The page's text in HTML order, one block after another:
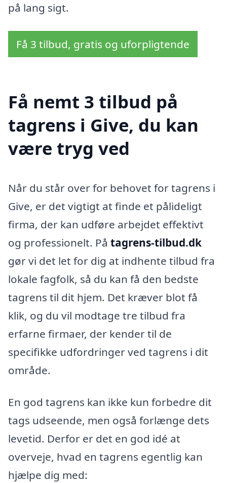
på lang sigt.
Få 3 tilbud, gratis og uforpligtende
Få nemt 3 tilbud på
tagrens i Give, du kan
være tryg ved
Når du står over for behovet for tagrens i
Give, er det vigtigt at finde et pålideligt
firma, der kan udføre arbejdet effektivt
og professionelt. På tagrens-tilbud.dk
gør vi det let for dig at indhente tilbud fra
lokale fagfolk, så du kan få den bedste
tagrens til dit hjem. Det kræver blot få
klik, og du vil modtage tre tilbud fra
erfarne firmaer, der kender til de
specifikke udfordringer ved tagrens i dit
område.
En god tagrens kan ikke kun forbedre dit
tags udseende, men også forlænge dets
levetid. Derfor er det en god idé at
overveje, hvad en tagrens egentlig kan
hjælpe dig med: